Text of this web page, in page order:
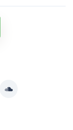
Soundcloud